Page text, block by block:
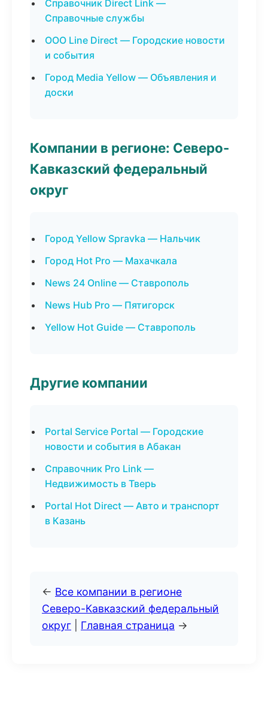
Справочник Direct Link —
Справочные службы
ООО Line Direct — Городские новости
и события
Город Media Yellow — Объявления и
доски
Компании в регионе: Северо-
Кавказский федеральный
округ
Город Yellow Spravka — Нальчик
Город Hot Pro — Махачкала
News 24 Online — Ставрополь
News Hub Pro — Пятигорск
Yellow Hot Guide — Ставрополь
Другие компании
Portal Service Portal — Городские
новости и события в Абакан
Справочник Pro Link —
Недвижимость в Тверь
Portal Hot Direct — Авто и транспорт
в Казань
← Все компании в регионе
Северо-Кавказский федеральный
округ
Главная страница →